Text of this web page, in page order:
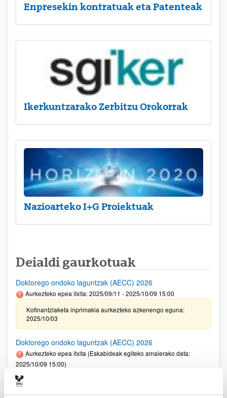
Enpresekin kontratuak eta Patenteak
Ikerkuntzarako Zerbitzu Orokorrak
Nazioarteko I+G Proiektuak
Deialdi gaurkotuak
Doktorego ondoko laguntzak (AECC) 2026
Aurkezteko epea itxita: 2025/09/11 - 2025/10/09 15:00
Kofinantziaketa inprimakia aurkezteko azkenengo eguna:
2025/10/03
Doktorego ondoko laguntzak (AECC) 2026
Aurkezteko epea itxita (Eskabideak egiteko amaierako data:
2025/10/09 15:00)